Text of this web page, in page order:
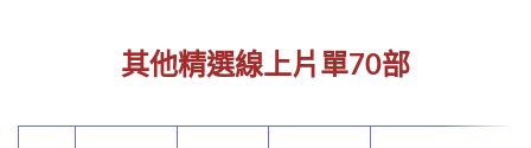
其他精選線上片單70部